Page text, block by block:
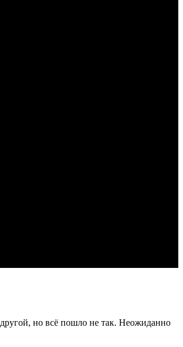
но всё пошло не так. Неожиданно